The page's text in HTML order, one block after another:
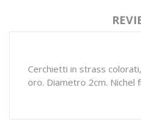
Cerchietti in strass
oro. Diametro 2cm. Nichel